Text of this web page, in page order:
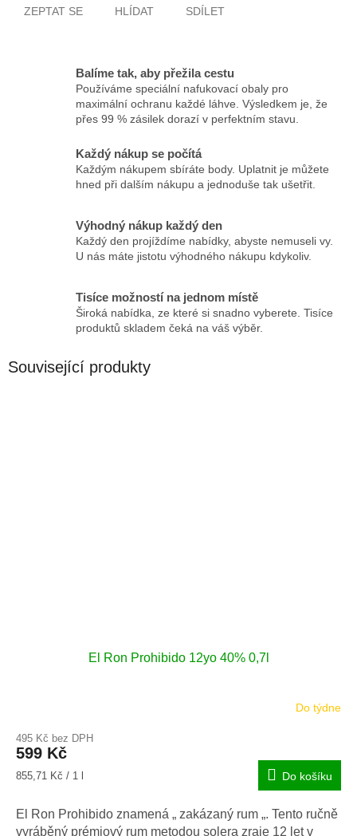
ZEPTAT SE HLÍDAT SDÍLET
Balíme tak, aby přežila cestu
Používáme speciální nafukovací obaly pro
maximální ochranu každé láhve. Výsledkem je, že
přes 99 % zásilek dorazí v perfektním stavu.
Každý nákup se počítá
Každým nákupem sbíráte body. Uplatnit je můžete
hned při dalším nákupu a jednoduše tak ušetřit.
Výhodný nákup každý den
Každý den projíždíme nabídky, abyste nemuseli vy.
U nás máte jistotu výhodného nákupu kdykoliv.
Tisíce možností na jednom místě
Široká nabídka, ze které si snadno vyberete. Tisíce
produktů skladem čeká na váš výběr.
Související produkty
El Ron Prohibido 12yo 40% 0,7l
produktu
je
5,0
hvězdiček.
Do týdne
495 Kč bez DPH
599 Kč
Měrná
855,71 Kč / 1 l Do košíku
El Ron Prohibido znamená „ zakázaný rum „. Tento ručně
vyráběný prémiový rum metodou solera zraje 12 let v